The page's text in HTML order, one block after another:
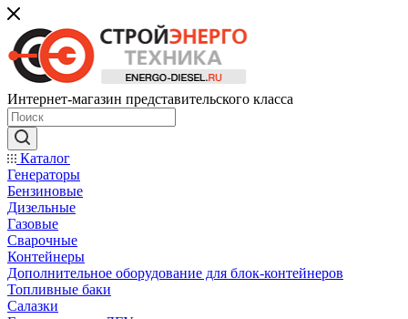
Интернет-магазин представительского класса
Каталог
Генераторы
Бензиновые
Дизельные
Газовые
Сварочные
Контейнеры
Дополнительное оборудование для блок-контейнеров
Топливные баки
Салазки